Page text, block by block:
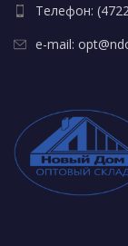
Телефон:
e-mail: